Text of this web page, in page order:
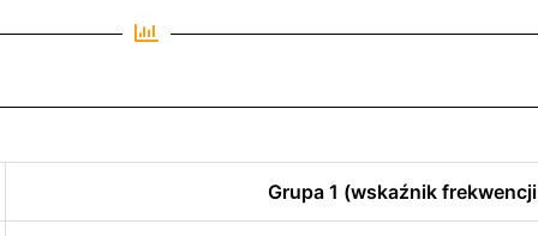
Grupa 1 (wskaźnik